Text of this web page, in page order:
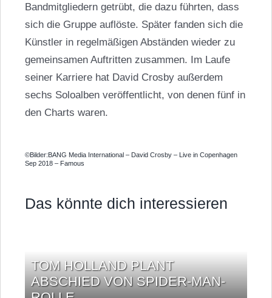
Bandmitgliedern getrübt, die dazu führten, dass
sich die Gruppe auflöste. Später fanden sich die
Künstler in regelmäßigen Abständen wieder zu
gemeinsamen Auftritten zusammen. Im Laufe
seiner Karriere hat David Crosby außerdem
sechs Soloalben veröffentlicht, von denen fünf in
den Charts waren.
©Bilder:BANG Media International – David Crosby – Live in Copenhagen
Sep 2018 – Famous
Das könnte dich interessieren
TOM HOLLAND PLANT
ABSCHIED VON SPIDER-MAN-